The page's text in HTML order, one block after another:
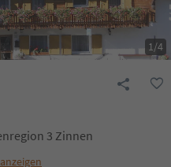
1/4
3 Zinnen